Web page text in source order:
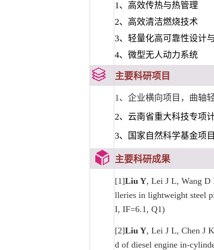
1、高效传热与热管理
2、高效清洁燃烧技术
3、轻量化高可靠性设计
4、微型无人动力系统
主要科研项目
1、企业横向项目，曲轴
2、云南省重大科技专项
3、国家自然科学基金项
主要科研成果
[1]Liu Y, Lei J L, Wang D
lleries in lightweight steel
I, IF=6.1, Q1)
[2]Liu Y, Lei J L, Chen J
d of diesel engine in-